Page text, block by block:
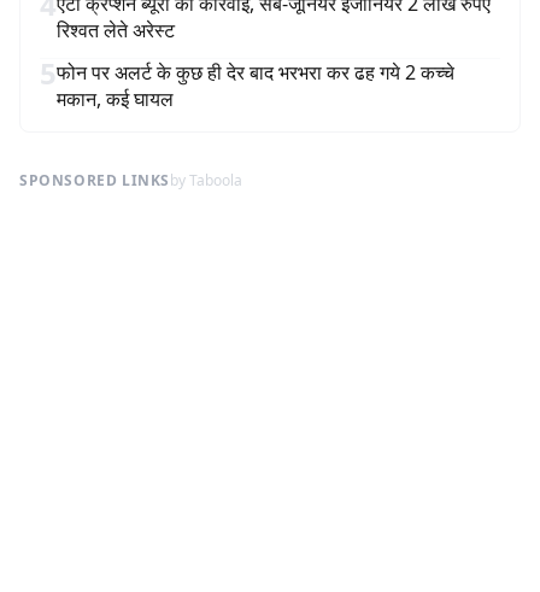
रिश्वत लेते अरेस्ट
5फोन पर अलर्ट के कुछ ही देर बाद भरभरा कर ढह गये 2 कच्चे
मकान, कई घायल
SPONSORED LINKSby Taboola